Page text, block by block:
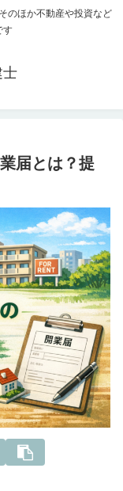
のほか不動産や投資など
す
士
届とは？提